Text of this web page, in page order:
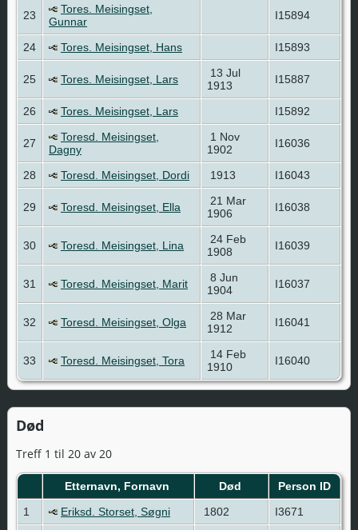
23
Tores. Meisingset,
Gunnar
I15894
24 Tores. Meisingset, Hans I15893
25 Tores. Meisingset, Lars
13 Jul
1913
I15887
26 Tores. Meisingset, Lars I15892
27
Toresd. Meisingset,
Dagny
1 Nov
1902
I16036
28 Toresd. Meisingset, Dordi 1913 I16043
29 Toresd. Meisingset, Ella
21 Mar
1906
I16038
30 Toresd. Meisingset, Lina
24 Feb
1908
I16039
31 Toresd. Meisingset, Marit
8 Jun
1904
I16037
32 Toresd. Meisingset, Olga
28 Mar
1912
I16041
33 Toresd. Meisingset, Tora
14 Feb
1910
I16040
Død
Treff 1 til 20 av 20
Etternavn, Fornavn Død
Person ID
1
Eriksd. Storset, Søgni 1802 I3671